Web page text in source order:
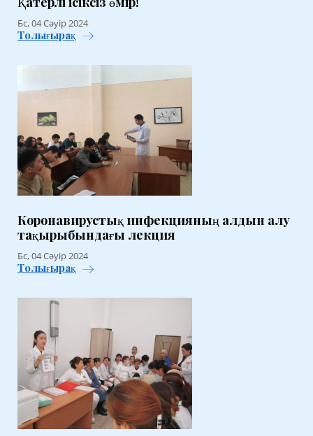
Бс, 04 Сәуір 2024
Толығырақ
Коронавирустық инфекцияның алдын алу
тақырыбындағы лекция
Бс, 04 Сәуір 2024
Толығырақ